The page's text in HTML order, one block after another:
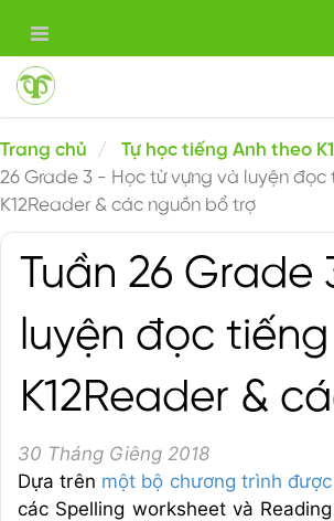
Trang chủ Tự học tiếng Anh theo
26 Grade 3 - Học từ vựng và luyện đọc
K12Reader & các nguồn bổ trợ
Tuần 26
luyện đọc
K12Reader &
30 Tháng Giêng 2018
Dựa trên một bộ chương trình
các Spelling worksheet và